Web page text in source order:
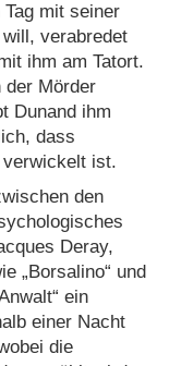
mit seiner
verabredet
ihm am Tatort.
der Mörder
Dunand ihm
dass
verwickelt ist.
den
Deray,
„Borsalino“ und
ein
einer Nacht
die